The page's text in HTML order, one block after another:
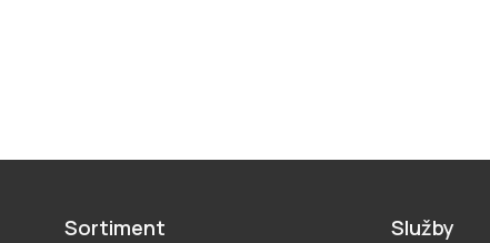
Sortiment Služby